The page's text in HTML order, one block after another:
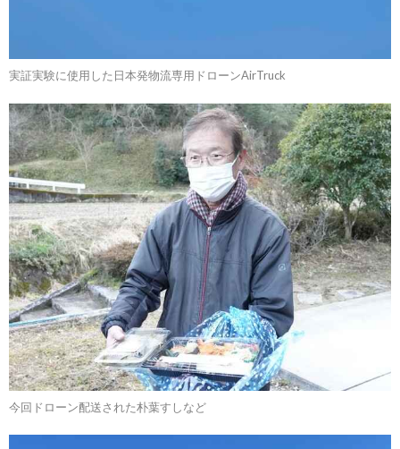
実証実験に使用した日本発物流専用ドローンAirTruck
今回ドローン配送された朴葉すしなど